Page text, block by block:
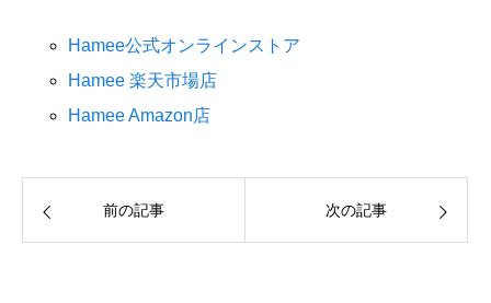
Hamee公式オンラインストア
Hamee 楽天市場店
Hamee Amazon店
前の記事 次の記事